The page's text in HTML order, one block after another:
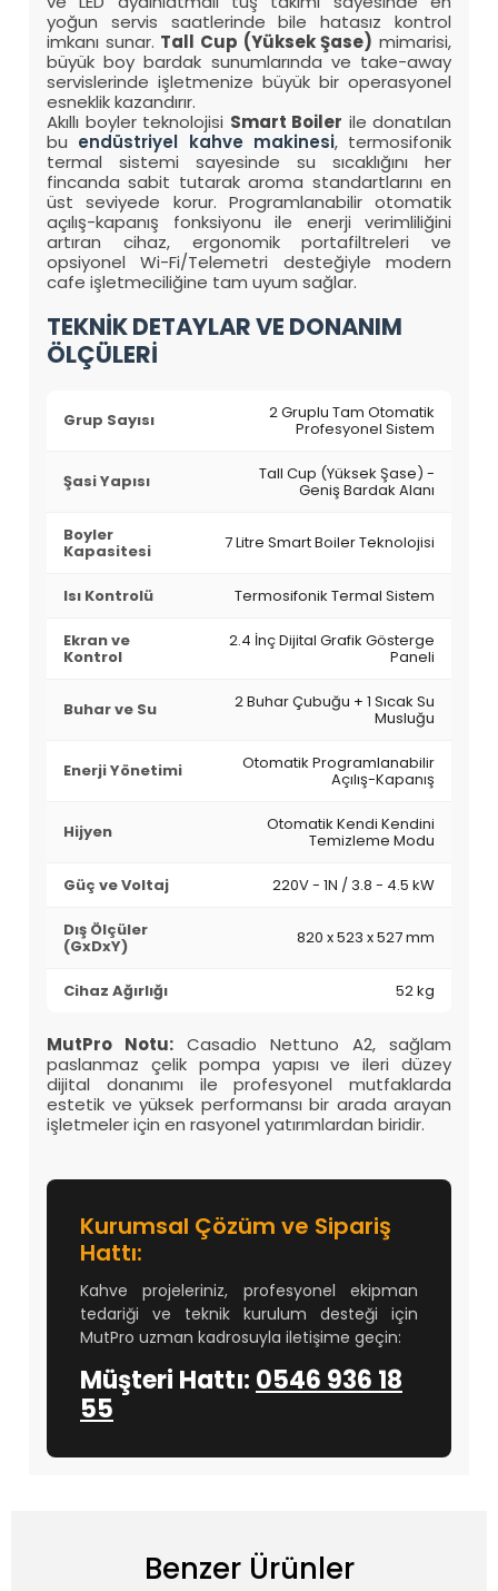
yoğun servis saatlerinde bile hatasız kontrol
imkanı sunar. Tall Cup (Yüksek Şase) mimarisi,
büyük boy bardak sunumlarında ve take-away
servislerinde işletmenize büyük bir operasyonel
esneklik kazandırır.
Akıllı boyler teknolojisi Smart Boiler ile donatılan
bu endüstriyel kahve makinesi, termosifonik
termal sistemi sayesinde su sıcaklığını her
fincanda sabit tutarak aroma standartlarını en
üst seviyede korur. Programlanabilir otomatik
açılış-kapanış fonksiyonu ile enerji verimliliğini
artıran cihaz, ergonomik portafiltreleri ve
opsiyonel Wi-Fi/Telemetri desteğiyle modern
cafe işletmeciliğine tam uyum sağlar.
TEKNİK DETAYLAR VE DONANIM
ÖLÇÜLERİ
Grup Sayısı 2 Gruplu Tam Otomatik
Profesyonel Sistem
Şasi Yapısı Tall Cup (Yüksek Şase) -
Geniş Bardak Alanı
Boyler
Kapasitesi 7 Litre Smart Boiler Teknolojisi
Isı Kontrolü Termosifonik Termal Sistem
Ekran ve
Kontrol
2.4 İnç Dijital Grafik Gösterge
Paneli
Buhar ve Su 2 Buhar Çubuğu + 1 Sıcak Su
Musluğu
Enerji Yönetimi Otomatik Programlanabilir
Açılış-Kapanış
Hijyen Otomatik Kendi Kendini
Temizleme Modu
Güç ve Voltaj 220V - 1N / 3.8 - 4.5 kW
Dış Ölçüler
(GxDxY) 820 x 523 x 527 mm
Cihaz Ağırlığı 52 kg
MutPro Notu: Casadio Nettuno A2, sağlam
paslanmaz çelik pompa yapısı ve ileri düzey
dijital donanımı ile profesyonel mutfaklarda
estetik ve yüksek performansı bir arada arayan
işletmeler için en rasyonel yatırımlardan biridir.
Kurumsal Çözüm ve Sipariş
Hattı:
Kahve projeleriniz, profesyonel ekipman
tedariği ve teknik kurulum desteği için
MutPro uzman kadrosuyla iletişime geçin:
Müşteri Hattı: 0546 936 18
55
Benzer Ürünler